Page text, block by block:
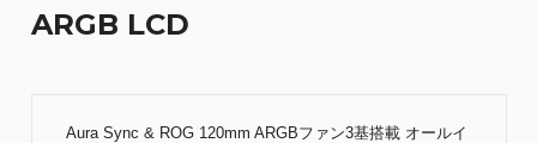
ARGB LCD
Aura Sync & ROG 120mm ARGBファン3基搭載 オールイ